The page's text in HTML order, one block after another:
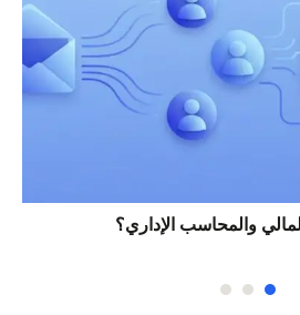
والمحاسب الإداري؟